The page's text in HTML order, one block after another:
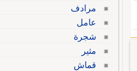
مرادف
عامل
شجرة
مثير
قماش